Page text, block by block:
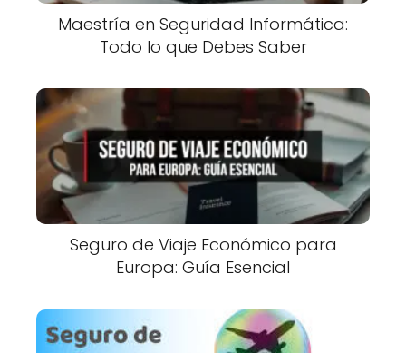
Maestría en Seguridad Informática:
Todo lo que Debes Saber
Seguro de Viaje Económico para
Europa: Guía Esencial